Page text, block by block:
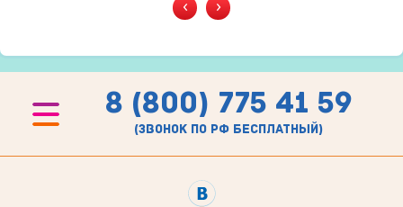
‹ ›
8 (800) 775 41 59
(звонок по рф бесплатный)